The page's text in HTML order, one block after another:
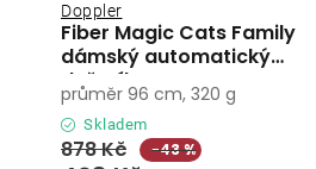
Fiber Magic Cats Family
dámský automatický
deštník
Doppler
Skladem
878 Kč −43 %
průměr 96 cm, 320 g